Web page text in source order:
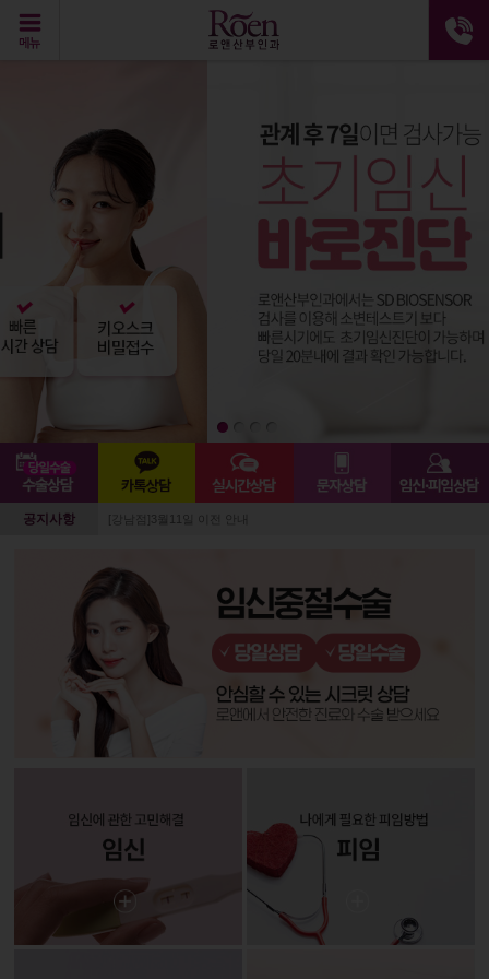
공지사항 [강남점]3월11일 이전 안내